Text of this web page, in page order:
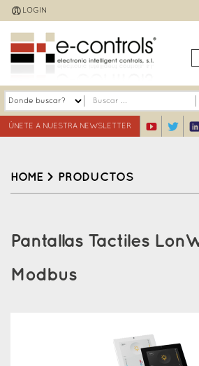
Jump
to
navigation
LOGIN
ÚNETE A NUESTRA NEWSLETTER
HOME > PRODUCTOS
top
Pantallas Tactiles
Modbus